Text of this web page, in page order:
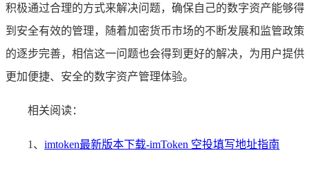
积极通过合理的方式来解决问题，确保自己的数字资产能够得
到安全有效的管理，随着加密货币市场的不断发展和监管政策
的逐步完善，相信这一问题也会得到更好的解决，为用户提供
更加便捷、安全的数字资产管理体验。
相关阅读：
1、 imtoken最新版本下载-imToken 空投填写地址指南